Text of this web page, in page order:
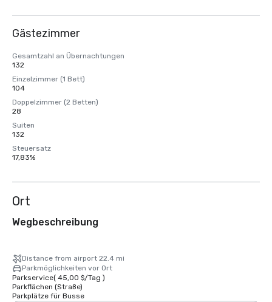
Gästezimmer
Gesamtzahl an Übernachtungen
132
Einzelzimmer (1 Bett)
104
Doppelzimmer (2 Betten)
28
Suiten
132
Steuersatz
17,83%
Ort
Wegbeschreibung
Distance from airport 22.4 mi
Parkmöglichkeiten vor Ort
Parkservice( 45,00 $/Tag )
Parkflächen (Straße)
Parkplätze für Busse